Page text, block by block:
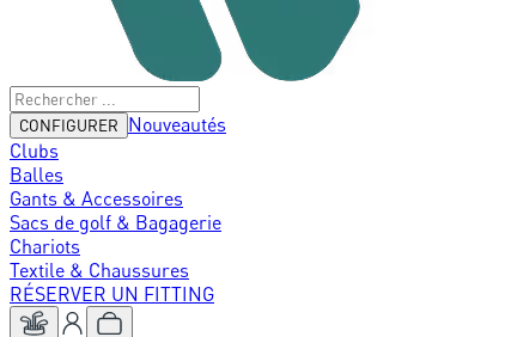
CONFIGURER
Nouveautés
Clubs
Balles
Gants & Accessoires
Sacs de golf & Bagagerie
Chariots
Textile & Chaussures
RÉSERVER UN FITTING